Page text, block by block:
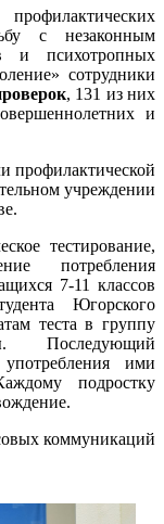
с незаконным
и психотропных
сотрудники
, 131 из них
и
профилактической
учреждении
тестирование,
потребления
7-11 классов
Югорского
теста в группу
. Последующий
ими
подростку
коммуникаций